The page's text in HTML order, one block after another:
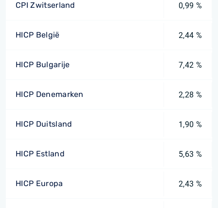
CPI Zwitserland 0,99 %
HICP België 2,44 %
HICP Bulgarije 7,42 %
HICP Denemarken 2,28 %
HICP Duitsland 1,90 %
HICP Estland 5,63 %
HICP Europa 2,43 %